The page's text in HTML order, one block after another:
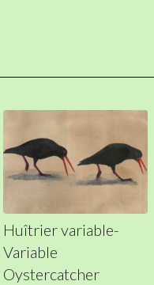
Huîtrier variable-
Variable
Oystercatcher